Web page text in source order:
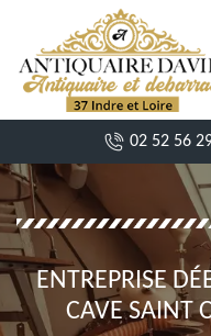
02 52 56
ENTREPRISE
CAVE SAINT